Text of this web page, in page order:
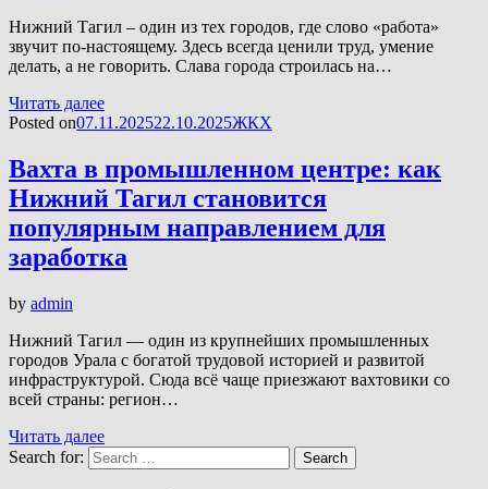
Нижний Тагил – один из тех городов, где слово «работа»
звучит по-настоящему. Здесь всегда ценили труд, умение
делать, а не говорить. Слава города строилась на…
Читать далее
Posted on07.11.202522.10.2025ЖКХ
Вахта в промышленном центре: как
Нижний Тагил становится
популярным направлением для
заработка
by admin
Нижний Тагил — один из крупнейших промышленных
городов Урала с богатой трудовой историей и развитой
инфраструктурой. Сюда всё чаще приезжают вахтовики со
всей страны: регион…
Читать далее
Search for:
Search